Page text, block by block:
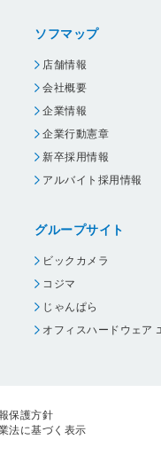
ソフマップ
店舗情報
会社概要
企業情報
企業行動憲章
新卒採用情報
アルバイト採用情報
グループサイト
ビックカメラ
コジマ
じゃんぱら
オフィスハードウェア
保護方針
法に基づく表示